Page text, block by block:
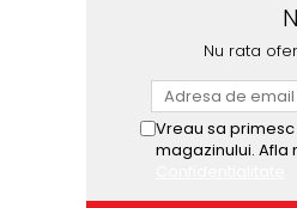
Nu rata
Vreau sa
magazinului. Afla